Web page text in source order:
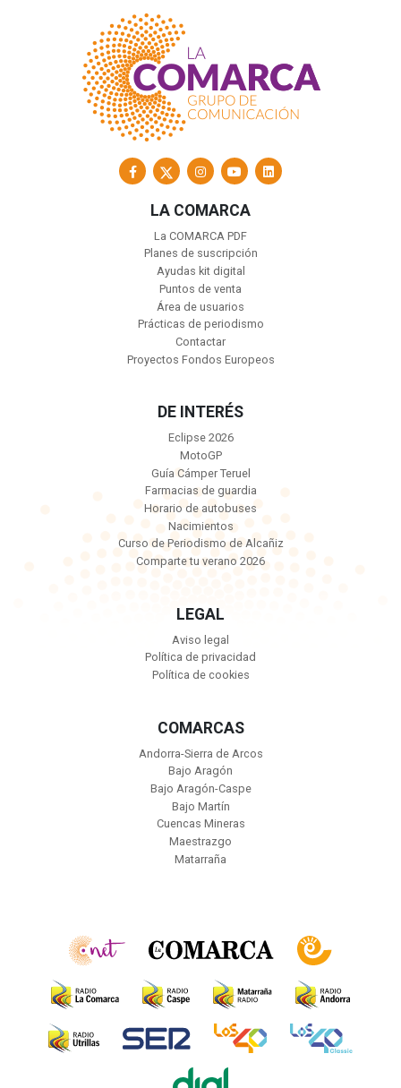
LA COMARCA
La COMARCA PDF
Planes de suscripción
Ayudas kit digital
Puntos de venta
Área de usuarios
Prácticas de periodismo
Contactar
Proyectos Fondos Europeos
DE INTERÉS
Eclipse 2026
MotoGP
Guía Cámper Teruel
Farmacias de guardia
Horario de autobuses
Nacimientos
Curso de Periodismo de Alcañiz
Comparte tu verano 2026
LEGAL
Aviso legal
Política de privacidad
Política de cookies
COMARCAS
Andorra-Sierra de Arcos
Bajo Aragón
Bajo Aragón-Caspe
Bajo Martín
Cuencas Mineras
Maestrazgo
Matarraña